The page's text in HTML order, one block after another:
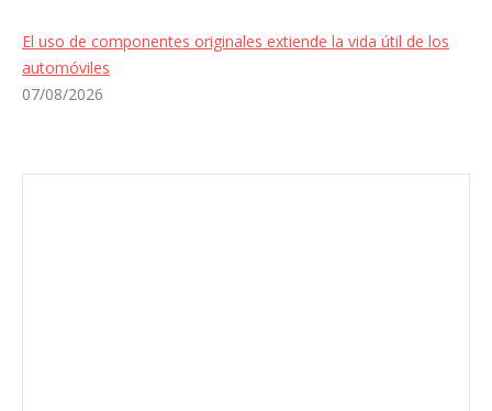
El uso de componentes originales extiende la vida útil de los
automóviles
07/08/2026